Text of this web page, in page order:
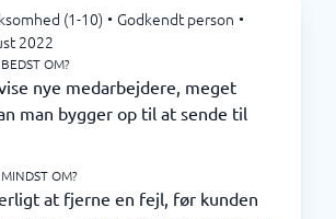
(1-10)• Godkendt person •
2022
OM?
nye medarbejdere, meget
man bygger op til at sende til
OM?
at fjerne en fejl, før kunden